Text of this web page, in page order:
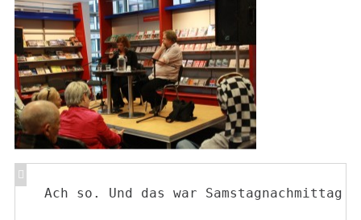
Ach so. Und das war